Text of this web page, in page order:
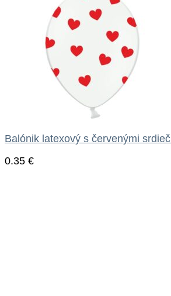
Balónik latexový s červenými
0.35 €